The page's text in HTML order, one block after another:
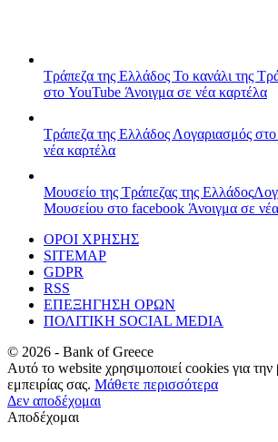
Τράπεζα της Ελλάδος Το κανάλι της
στο YouTube Άνοιγμα σε νέα καρτέλα
Τράπεζα της Ελλάδος Λογαριασμός
νέα καρτέλα
Μουσείο της Τράπεζας της Ελλάδος
Μουσείου στο facebook Άνοιγμα σε
ΟΡΟΙ ΧΡΗΣΗΣ
SITEMAP
GDPR
RSS
ΕΠΕΞΗΓΗΣΗ ΟΡΩΝ
ΠΟΛΙΤΙΚΗ SOCIAL MEDIA
© 2026 - Bank of Greece
Αυτό το website χρησιμοποιεί cookies για την
εμπειρίας σας. Μάθετε περισσότερα
Δεν αποδέχομαι
Αποδέχομαι